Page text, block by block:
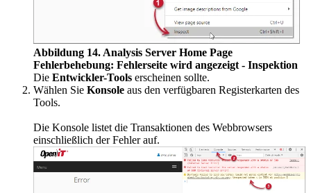
Abbildung 14. Analysis Server Home Page
Fehlerbehebung: Fehlerseite wird angezeigt - Inspektion
Die Entwickler-Tools erscheinen sollte.
Wählen Sie Konsole aus den verfügbaren Registerkarten des
Tools.
Die Konsole listet die Transaktionen des Webbrowsers
einschließlich der Fehler auf.